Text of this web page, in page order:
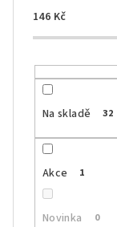
146 Kč
Na skladě 32
Akce 1
Novinka 0